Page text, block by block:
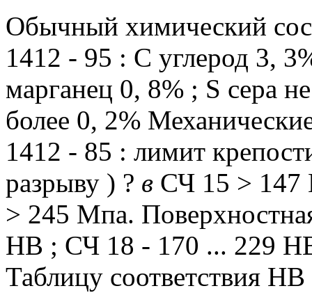
Обычный химический
1412 - 95 : C углерод 3,
марганец 0, 8% ; S сера
более 0, 2%
1412 - 85 : лимит
разрыву ) ? в СЧ 15 >
> 245 Мпа.
НВ ; СЧ 18 - 170 ... 229
Таблицу соответствия